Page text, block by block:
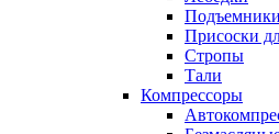
Подъемники
Присоски
Стропы
Тали
Компрессоры